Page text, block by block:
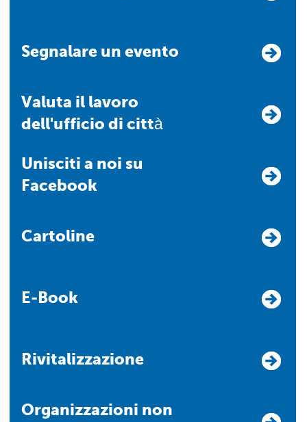
Segnalare un evento
Valuta il lavoro
dell'ufficio di città
Unisciti a noi su
Facebook
Cartoline
E-Book
Rivitalizzazione
Organizzazioni non